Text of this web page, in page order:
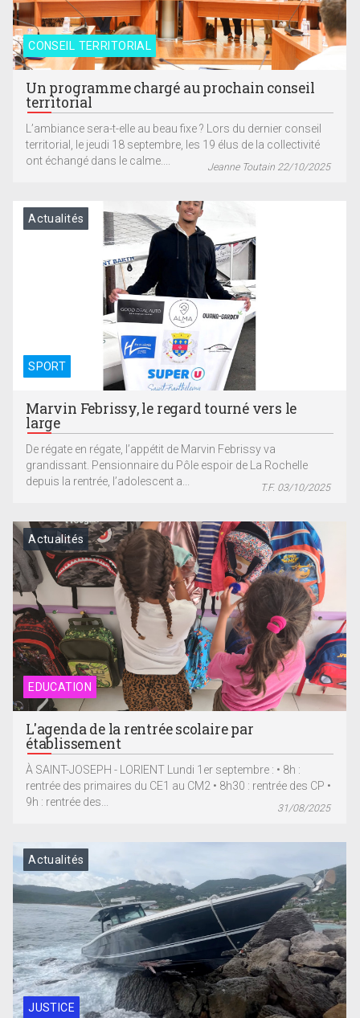
CONSEIL TERRITORIAL
Un programme chargé au prochain conseil
territorial
L’ambiance sera-t-elle au beau fixe ? Lors du dernier conseil
territorial, le jeudi 18 septembre, les 19 élus de la collectivité
ont échangé dans le calme....
Jeanne Toutain 22/10/2025
SPORT
Actualités
Marvin Febrissy, le regard tourné vers le
large
De régate en régate, l’appétit de Marvin Febrissy va
grandissant. Pensionnaire du Pôle espoir de La Rochelle
depuis la rentrée, l’adolescent a...
T.F. 03/10/2025
EDUCATION
Actualités
L'agenda de la rentrée scolaire par
établissement
À SAINT-JOSEPH - LORIENT Lundi 1er septembre : • 8h :
rentrée des primaires du CE1 au CM2 • 8h30 : rentrée des CP •
9h : rentrée des...
31/08/2025
JUSTICE
Actualités